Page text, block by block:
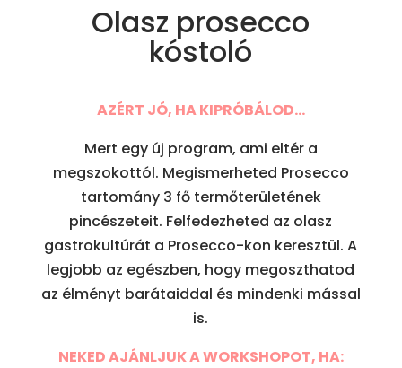
Olasz prosecco
kóstoló
AZÉRT JÓ, HA KIPRÓBÁLOD…
Mert egy új program, ami eltér a
megszokottól. Megismerheted Prosecco
tartomány 3 fő termőterületének
pincészeteit. Felfedezheted az olasz
gastrokultúrát a Prosecco-kon keresztül. A
legjobb az egészben, hogy megoszthatod
az élményt barátaiddal és mindenki mással
is.
NEKED AJÁNLJUK A WORKSHOPOT, HA: